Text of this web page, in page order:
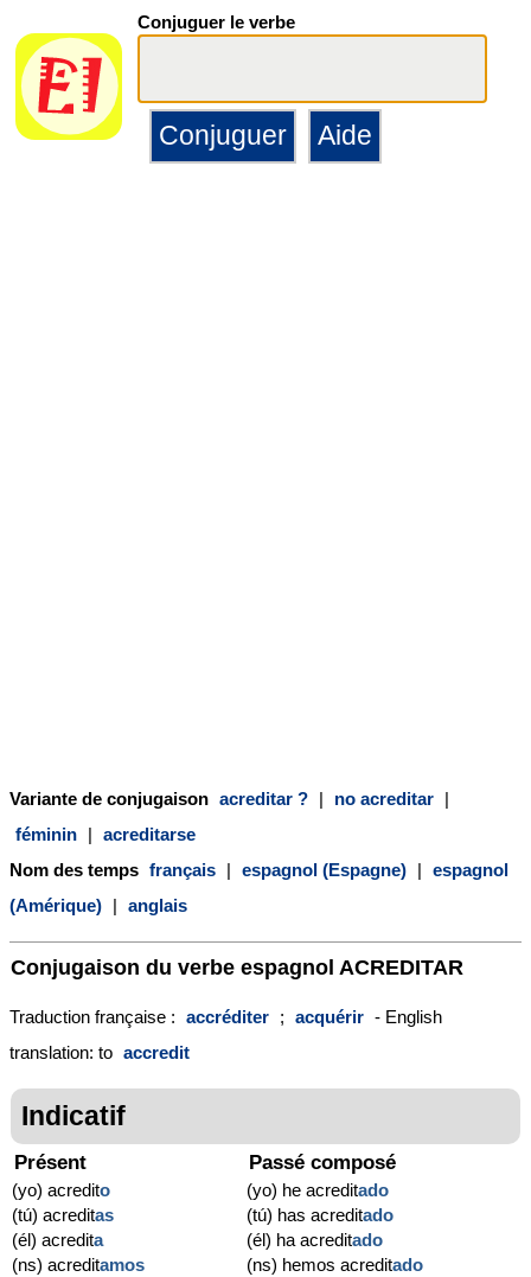
Conjuguer le verbe
Variante de conjugaison acreditar ? | no acreditar |
féminin | acreditarse
Nom des temps français | espagnol (Espagne) | espagnol
(Amérique) | anglais
Conjugaison du verbe espagnol ACREDITAR
Traduction française : accréditer ; acquérir - English
translation: to accredit
Indicatif
Présent
(yo) acredito
(tú) acreditas
(él) acredita
(ns) acreditamos
Passé composé
(yo) he acreditado
(tú) has acreditado
(él) ha acreditado
(ns) hemos acreditado